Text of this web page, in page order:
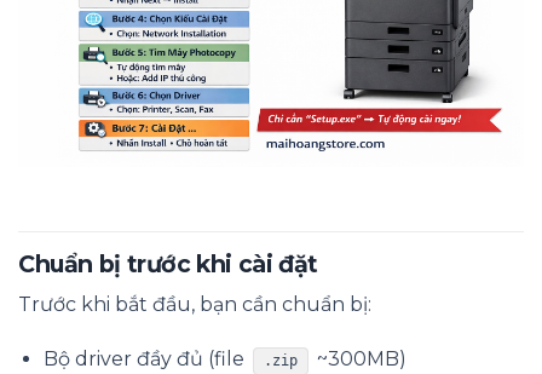
Chuẩn bị trước khi cài đặt
Trước khi bắt đầu, bạn cần chuẩn bị:
Bộ driver đầy đủ (file .zip
~300MB)